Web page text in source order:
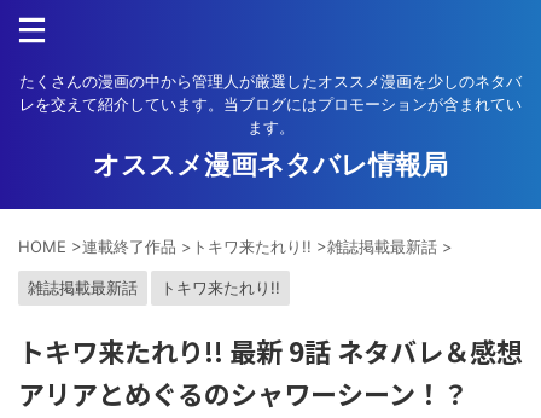
たくさんの漫画の中から管理人が厳選したオススメ漫画を少しのネタバ
レを交えて紹介しています。当ブログにはプロモーションが含まれてい
ます。
オススメ漫画ネタバレ情報局
HOME >連載終了作品 > トキワ来たれり!! >雑誌掲載最新話 >
雑誌掲載最新話 トキワ来たれり!!
トキワ来たれり!! 最新 9話 ネタバレ＆感想
アリアとめぐるのシャワーシーン！？